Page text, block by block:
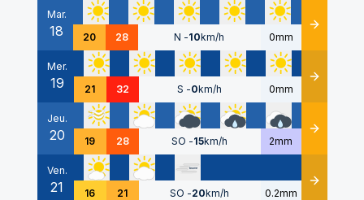
Mar.
18 20 28 N -10km/h 0mm Détails
Mer.
19 21 32 S -0km/h 0mm Détails
Jeu.
20 19 28 SO -15km/h 2mm Détails
Ven.
21 16 21 SO -20km/h 0.2mm Détails